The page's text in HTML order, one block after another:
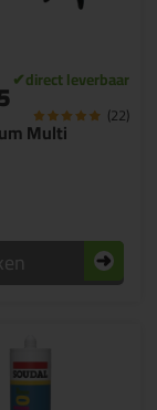
Multi
(22)